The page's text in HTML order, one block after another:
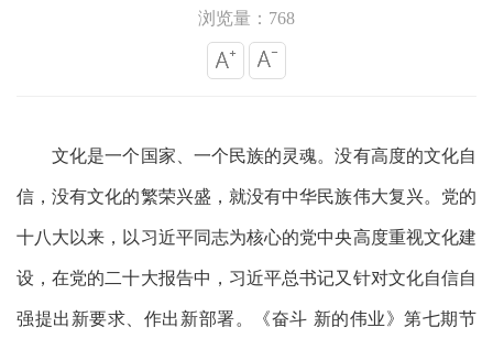
浏览量：768
文化是一个国家、一个民族的灵魂。没有高度的文化自
信，没有文化的繁荣兴盛，就没有中华民族伟大复兴。党的
十八大以来，以习近平同志为核心的党中央高度重视文化建
设，在党的二十大报告中，习近平总书记又针对文化自信自
强提出新要求、作出新部署。《奋斗 新的伟业》第七期节